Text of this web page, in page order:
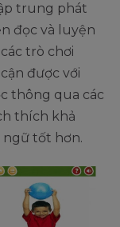
trung phát
đọc và luyện
trò chơi
được với
thông qua các
thích khả
ngữ tốt hơn.